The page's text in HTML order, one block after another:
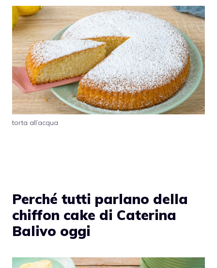
torta all’acqua
Perché tutti parlano della
chiffon cake di Caterina
Balivo oggi